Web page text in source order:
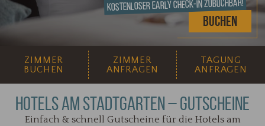
Buchen
Kostenloser Early Check-In zubuchbar!
ZIMMER
BUCHEN
ZIMMER
ANFRAGEN
TAGUNG
ANFRAGEN
HOTELS AM STADTGARTEN – GUTSCHEINE
Einfach & schnell Gutscheine für die Hotels am